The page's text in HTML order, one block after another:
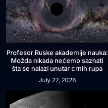
Profesor Ruske akademije nauka:
Možda nikada nećemo saznati
šta se nalazi unutar crnih rupa
July 27, 2026